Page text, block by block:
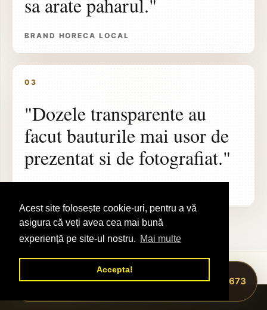
Acest site folosește cookie-uri, pentru a vă
asigura că veți avea cea mai bună
experiență pe site-ul nostru. Mai multe
Accepta!
BRAND HORECA LOCAL
03
"Dozele transparente au
facut bauturile mai usor de
prezentat si de fotografiat."
WHATSAPP OFERTA 0748 322 673